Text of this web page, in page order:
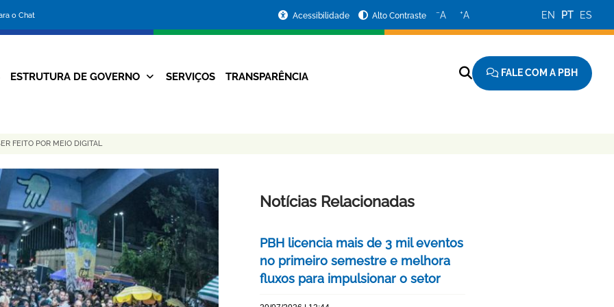
o Chat
da
Prefeitura
Acessibilidade Alto Contraste −A +A EN PT ES
Navegação
ESTRUTURA DE GOVERNO SERVIÇOS TRANSPARÊNCIA FALE COM A PBH
FEITO POR MEIO DIGITAL
Notícias Relacionadas
PBH licencia mais de 3 mil eventos
no primeiro semestre e melhora
fluxos para impulsionar o setor